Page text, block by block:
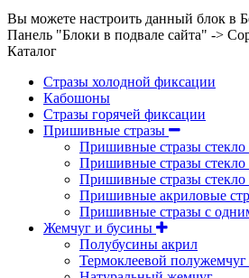
Вы можете настроить данный блок в
Панель "Блоки в подвале сайта" ->
Каталог
Стразы холодной фиксации
Кабошоны
Стразы горячей фиксации
Пришивные стразы
Пришивные стразы
Пришивные стразы стекло
Пришивные стразы стекло
Пришивные акриловые
Пришивные стразы с
Жемчуг и бусины
Полубусины акрил
Термоклеевой полужемчуг